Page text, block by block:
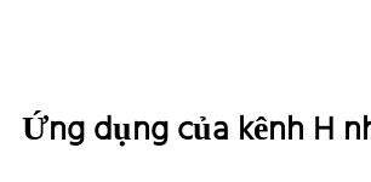
Ứng dụng của kênh H